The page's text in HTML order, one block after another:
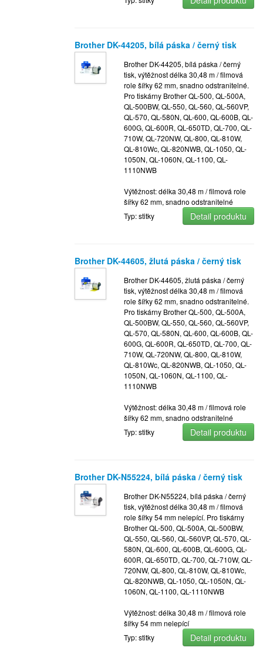
Brother DK-44205, bílá páska / černý tisk
Brother DK-44205, bílá páska / černý
tisk, výtěžnost délka 30,48 m / filmová
role šířky 62 mm, snadno odstranitelné.
Pro tiskárny Brother QL-500, QL-500A,
QL-500BW, QL-550, QL-560, QL-560VP,
QL-570, QL-580N, QL-600, QL-600B, QL-
600G, QL-600R, QL-650TD, QL-700, QL-
710W, QL-720NW, QL-800, QL-810W,
QL-810Wc, QL-820NWB, QL-1050, QL-
1050N, QL-1060N, QL-1100, QL-
1110NWB
Výtěžnost: délka 30,48 m / filmová role
šířky 62 mm, snadno odstranitelné
Typ: stitky
Detail produktu
Brother DK-44605, žlutá páska / černý tisk
Brother DK-44605, žlutá páska / černý
tisk, výtěžnost délka 30,48 m / filmová
role šířky 62 mm, snadno odstranitelné.
Pro tiskárny Brother QL-500, QL-500A,
QL-500BW, QL-550, QL-560, QL-560VP,
QL-570, QL-580N, QL-600, QL-600B, QL-
600G, QL-600R, QL-650TD, QL-700, QL-
710W, QL-720NW, QL-800, QL-810W,
QL-810Wc, QL-820NWB, QL-1050, QL-
1050N, QL-1060N, QL-1100, QL-
1110NWB
Výtěžnost: délka 30,48 m / filmová role
šířky 62 mm, snadno odstranitelné
Typ: stitky
Detail produktu
Brother DK-N55224, bílá páska / černý tisk
Brother DK-N55224, bílá páska / černý
tisk, výtěžnost délka 30,48 m / filmová
role šířky 54 mm nelepící. Pro tiskárny
Brother QL-500, QL-500A, QL-500BW,
QL-550, QL-560, QL-560VP, QL-570, QL-
580N, QL-600, QL-600B, QL-600G, QL-
600R, QL-650TD, QL-700, QL-710W, QL-
720NW, QL-800, QL-810W, QL-810Wc,
QL-820NWB, QL-1050, QL-1050N, QL-
1060N, QL-1100, QL-1110NWB
Výtěžnost: délka 30,48 m / filmová role
šířky 54 mm nelepící
Typ: stitky
Detail produktu